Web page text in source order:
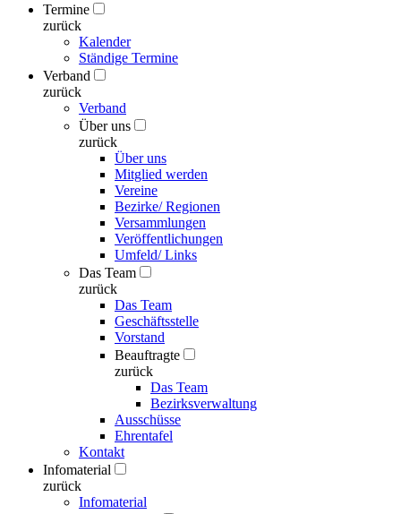
Termine
zurück
Kalender
Ständige Termine
Verband
zurück
Verband
Über uns
zurück
Über uns
Mitglied werden
Vereine
Bezirke/ Regionen
Versammlungen
Veröffentlichungen
Umfeld/ Links
Das Team
zurück
Das Team
Geschäftsstelle
Vorstand
Beauftragte
zurück
Das Team
Bezirksverwaltung
Ausschüsse
Ehrentafel
Kontakt
Infomaterial
zurück
Infomaterial